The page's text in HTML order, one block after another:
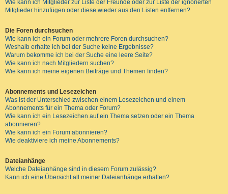
Wie kann ich Mitglieder zur Liste der Freunde oder zur Liste der ignorierten
Mitglieder hinzufügen oder diese wieder aus den Listen entfernen?
Die Foren durchsuchen
Wie kann ich ein Forum oder mehrere Foren durchsuchen?
Weshalb erhalte ich bei der Suche keine Ergebnisse?
Warum bekomme ich bei der Suche eine leere Seite?
Wie kann ich nach Mitgliedern suchen?
Wie kann ich meine eigenen Beiträge und Themen finden?
Abonnements und Lesezeichen
Was ist der Unterschied zwischen einem Lesezeichen und einem
Abonnements für ein Thema oder Forum?
Wie kann ich ein Lesezeichen auf ein Thema setzen oder ein Thema
abonnieren?
Wie kann ich ein Forum abonnieren?
Wie deaktiviere ich meine Abonnements?
Dateianhänge
Welche Dateianhänge sind in diesem Forum zulässig?
Kann ich eine Übersicht all meiner Dateianhänge erhalten?